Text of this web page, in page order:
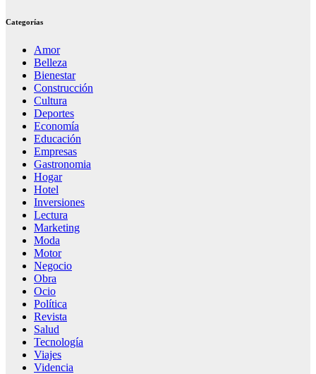
Categorías
Amor
Belleza
Bienestar
Construcción
Cultura
Deportes
Economía
Educación
Empresas
Gastronomia
Hogar
Hotel
Inversiones
Lectura
Marketing
Moda
Motor
Negocio
Obra
Ocio
Política
Revista
Salud
Tecnología
Viajes
Videncia